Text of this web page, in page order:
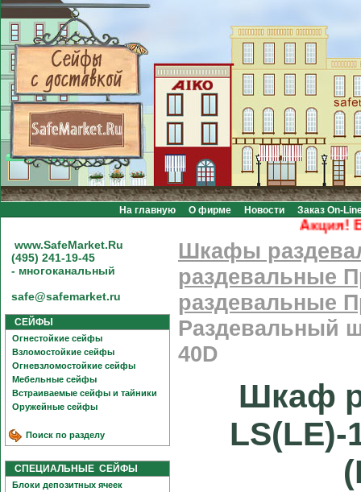
На главную О фирме Новости Заказ On-
Акция!
www.SafeMarket.Ru
(495) 241-19-45
- многоканальный
safe@safemarket.ru
СЕЙФЫ
Огнестойкие сейфы
Взломостойкие сейфы
Огневзломостойкие сейфы
Мебельные сейфы
Встраиваемые сейфы и тайники
Оружейные сейфы
Поиск по разделу
СПЕЦИАЛЬНЫЕ СЕЙФЫ
Блоки депозитных ячеек
Шкафы
раздевальные
раздевальные
Раздевальный
40D
Шкаф
LS(LE)-